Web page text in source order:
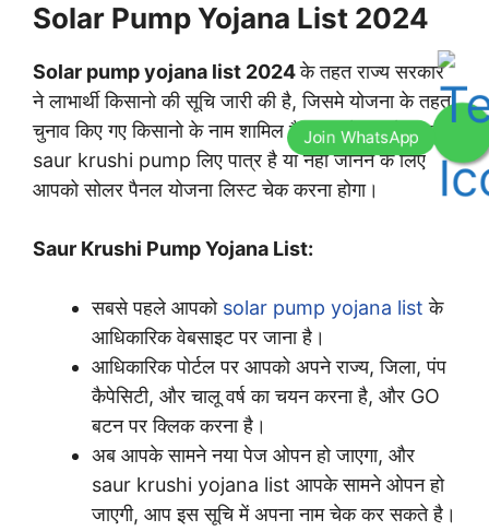
Solar Pump Yojana List 2024
Solar pump yojana list 2024के तहत राज्य सरकार
ने लाभार्थी किसानो की सूचि जारी की है, जिसमे योजना के तहत
चुनाव किए गए किसानो के नाम शामिल है, आप योजना के तहत
saur krushi pump लिए पात्र है या नहीं जानने के लिए
आपको सोलर पैनल योजना लिस्ट चेक करना होगा।
Saur Krushi Pump Yojana List:
सबसे पहले आपकोsolar pump yojana list के
आधिकारिक वेबसाइट पर जाना है।
आधिकारिक पोर्टल पर आपको अपने राज्य, जिला, पंप
कैपेसिटी, और चालू वर्ष का चयन करना है, और GO
बटन पर क्लिक करना है।
अब आपके सामने नया पेज ओपन हो जाएगा, और
saur krushi yojana list आपके सामने ओपन हो
जाएगी, आप इस सूचि में अपना नाम चेक कर सकते है।